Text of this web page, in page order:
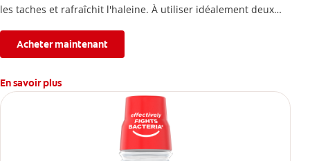
les taches et rafraîchit l'haleine. À utiliser idéalement deux
Acheter maintenant
En savoir plus